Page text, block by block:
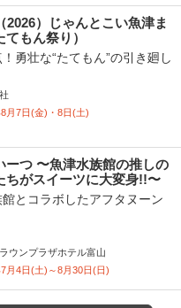
2026）じゃんとこい魚津ま
もん祭り）
勇壮な“たてもん”の引き廻し
月7日(金)・8日(土)
ーつ 〜魚津水族館の推しの
ちがスイーツに大変身!!〜
とコラボしたアフタヌーン
ウンプラザホテル富山
月4日(土)～8月30日(日)